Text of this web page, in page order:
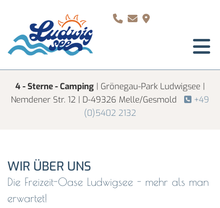
  
4 - Sterne - Camping | Grönegau-Park Ludwigsee |
Nemdener Str. 12 | D-49326 Melle/Gesmold
 +49
(0)5402 2132
WIR ÜBER UNS
Die Freizeit-Oase Ludwigsee - mehr als man
erwartet!